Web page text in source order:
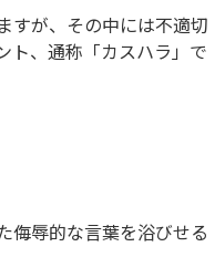
すが、その中には不適切
ト、通称「カスハラ」で
侮辱的な言葉を浴びせる